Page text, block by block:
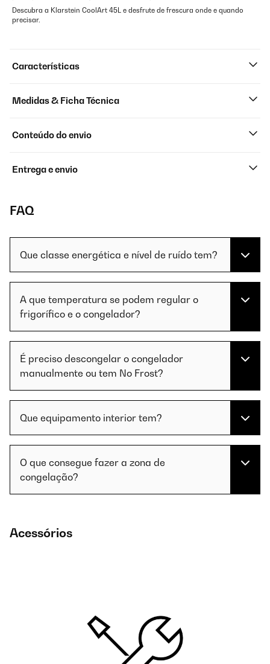
Descubra a Klarstein CoolArt 45L e desfrute de frescura onde e quando
precisar.
Características
Medidas & Ficha Técnica
Conteúdo do envio
Entrega e envio
FAQ
Que classe energética e nível de ruído tem?
A que temperatura se podem regular o
frigorífico e o congelador?
É preciso descongelar o congelador
manualmente ou tem No Frost?
Que equipamento interior tem?
O que consegue fazer a zona de
congelação?
Acessórios